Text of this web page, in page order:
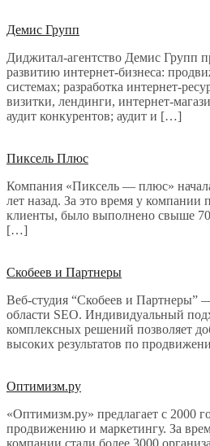
Демис Групп
Диджитал-агентство Демис Групп
развитию интернет-бизнеса:
системах; разработка интернет-
визитки, лендинги, интернет-
аудит конкурентов; аудит и […]
Пиксель Плюс
Компания «Пиксель — плюс»
лет назад. За это время у компании
клиенты, было выполнено свыше
[…]
Скобеев и Партнеры
Веб-студия “Скобеев и Партнеры”
области SEO. Индивидуальный
комплексных решений позволяет
высоких результатов по
Оптимизм.ру
«Оптимизм.ру» предлагает с 2000
продвижению и маркетингу. За
компании стали более 3000